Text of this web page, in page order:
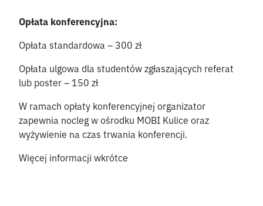
Opłata konferencyjna:
Opłata standardowa – 300 zł
Opłata ulgowa dla studentów zgłaszających referat
lub poster – 150 zł
W ramach opłaty konferencyjnej organizator
zapewnia nocleg w ośrodku MOBI Kulice oraz
wyżywienie na czas trwania konferencji.
Więcej informacji wkrótce